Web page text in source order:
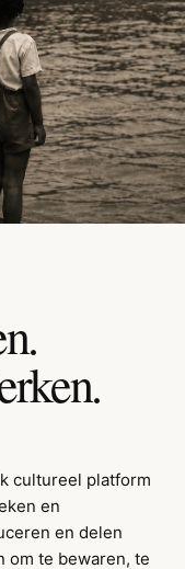
cultureel platform
en
en delen
om te bewaren, te